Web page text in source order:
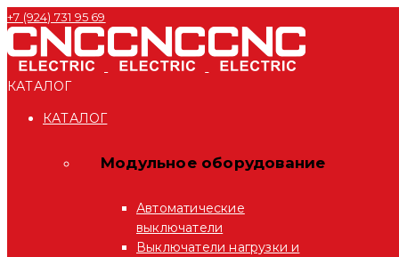
+7 (924) 731 95 69
КАТАЛОГ
КАТАЛОГ
Модульное оборудование
Автоматические
выключатели
Выключатели нагрузки и